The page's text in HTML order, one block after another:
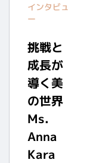
インタビュ
ー
挑戦と
成長が
導く美
の世界
Ms.
Anna
Kara